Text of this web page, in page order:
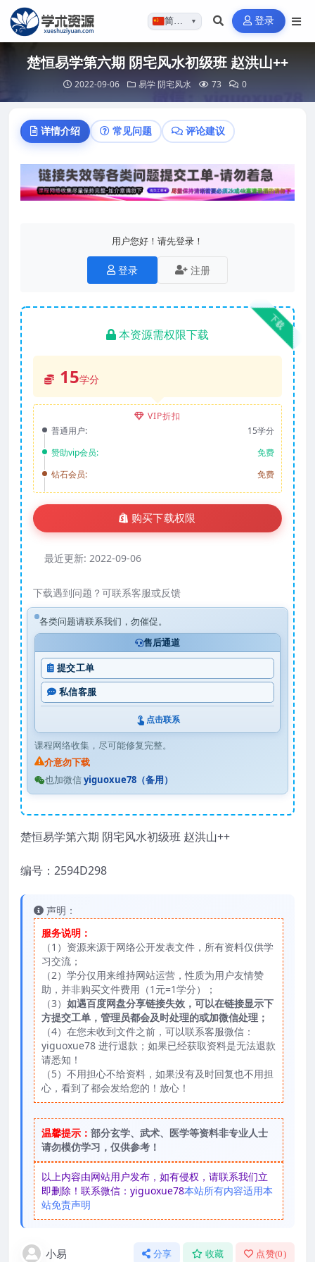
简体…▼ 登录
楚恒易学第六期 阴宅风水初级班 赵洪山++
2022-09-06 易学 阴宅风水 73 0
详情介绍 常见问题 评论建议
用户您好！请先登录！
登录 注册
下载
本资源需权限下载
15学分
VIP折扣
普通用户:
15学分
赞助vip会员:
免费
钻石会员:
免费
购买下载权限
最近更新: 2022-09-06
下载遇到问题？可联系客服或反馈
各类问题请联系我们，勿催促。
售后通道
提交工单
私信客服
点击联系
课程网络收集，尽可能修复完整。
介意勿下载
也加微信yiguoxue78（备用）
楚恒易学第六期 阴宅风水初级班 赵洪山++
编号：2594D298
声明：
服务说明：
（1）资源来源于网络公开发表文件，所有资料仅供学
习交流；
（2）学分仅用来维持网站运营，性质为用户友情赞
助，并非购买文件费用（1元=1学分）；
（3） 如遇百度网盘分享链接失效，可以在链接显示下
方提交工单，管理员都会及时处理的或加微信处理；
（4）在您未收到文件之前，可以联系客服微信：
yiguoxue78 进行退款；如果已经获取资料是无法退款
请悉知！
（5）不用担心不给资料，如果没有及时回复也不用担
心，看到了都会发给您的！放心！
温馨提示： 部分玄学、武术、医学等资料非专业人士
请勿模仿学习，仅供参考！
以上内容由网站用户发布，如有侵权，请联系我们立
即删除！联系微信：yiguoxue78本站所有内容适用本
站免责声明
小易 分享 收藏 点赞(0)